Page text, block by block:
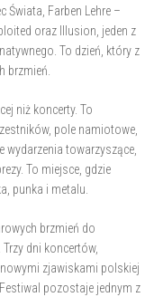
Świata, Farben Lehre –
oraz Illusion, jeden z
To dzień, który z
brzmień.
niż koncerty. To
pole namiotowe,
wydarzenia towarzyszące,
To miejsce, gdzie
punka i metalu.
brzmień do
dni koncertów,
zjawiskami polskiej
pozostaje jednym z